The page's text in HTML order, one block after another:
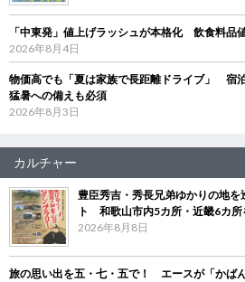
「中東発」値上げラッシュが本格化 飲食料品
2026年8月4日
物価高でも「夏は家族で長距離ドライブ」 宿
猛暑への備えも必須
2026年8月3日
カルチャー
豊臣秀吉・秀長兄弟ゆかりの地
ト 和歌山市内5カ所・近畿6カ所
2026年8月8日
旅の思い出を五・七・五で！ エースが「かば